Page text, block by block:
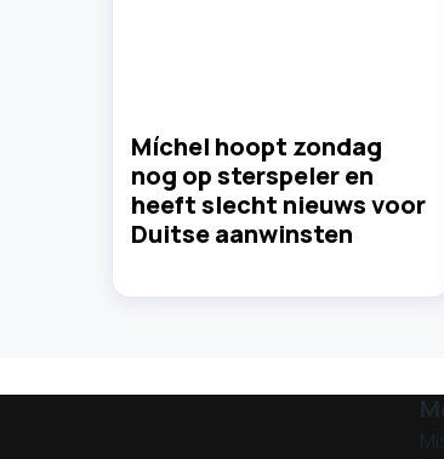
Míchel hoopt zondag
nog op sterspeler en
heeft slecht nieuws voor
Duitse aanwinsten